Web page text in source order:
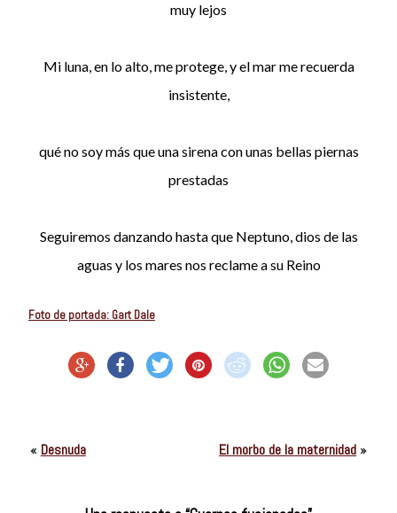
muy lejos
Mi luna, en lo alto, me protege, y el mar me recuerda
insistente,
qué no soy más que una sirena con unas bellas piernas
prestadas
Seguiremos danzando hasta que Neptuno, dios de las
aguas y los mares nos reclame a su Reino
Foto de portada: Gart Dale
« Desnuda El morbo de la maternidad »